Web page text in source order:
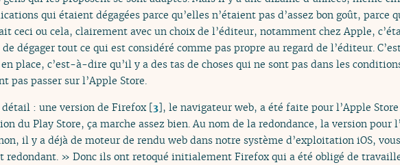
qui étaient dégagées parce qu’elles n’étaient pas d’assez bon goût, parce
ceci ou cela, clairement avec un choix de l’éditeur, notamment chez Apple,
dégager tout ce qui est considéré comme pas propre au regard de l’éditeur.
place, c’est-à-dire qu’il y a des tas de choses qui ne sont pas dans les
pas passer sur l’Apple Store.
: une version de Firefox[3], le navigateur web, a été faite pour l’Apple
du Play Store, ça marche assez bien. Au nom de la redondance, la version pour
il y a déjà de moteur de rendu web dans notre système d’exploitation iOS,
redondant. » Donc ils ont retoqué initialement Firefox qui a été obligé de